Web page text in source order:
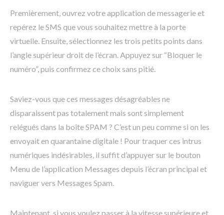
Premièrement, ouvrez votre application de messagerie et
repérez le SMS que vous souhaitez mettre à la porte
virtuelle. Ensuite, sélectionnez les trois petits points dans
l’angle supérieur droit de l’écran. Appuyez sur “Bloquer le
numéro”, puis confirmez ce choix sans pitié.
Saviez-vous que ces messages désagréables ne
disparaissent pas totalement mais sont simplement
relégués dans la boîte SPAM ? C’est un peu comme si on les
envoyait en quarantaine digitale ! Pour traquer ces intrus
numériques indésirables, il suffit d’appuyer sur le bouton
Menu de l’application Messages depuis l’écran principal et
naviguer vers Messages Spam.
Maintenant, si vous voulez passer à la vitesse supérieure et